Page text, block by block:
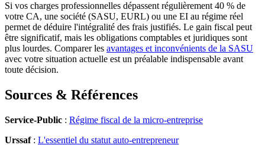
Si vos charges professionnelles dépassent régulièrement 40 % de
votre CA, une société (SASU, EURL) ou une EI au régime réel
permet de déduire l'intégralité des frais justifiés. Le gain fiscal peut
être significatif, mais les obligations comptables et juridiques sont
plus lourdes. Comparer les avantages et inconvénients de la SASU
avec votre situation actuelle est un préalable indispensable avant
toute décision.
Sources & Références
Service-Public : Régime fiscal de la micro-entreprise
Urssaf: L'essentiel du statut auto-entrepreneur